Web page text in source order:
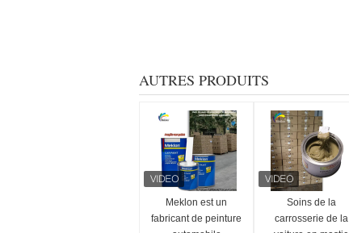
AUTRES PRODUITS
Meklon est un
fabricant de peinture
Soins de la
carrosserie de la